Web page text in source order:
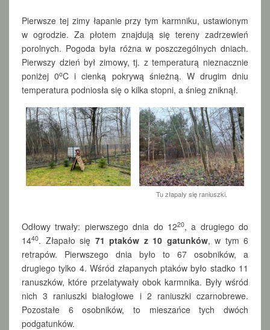
U
L
.
H
A
R
C
R
S
K
A
–
2
8
9
1
2
.
2
0
2
Pierwsze tej zimy łapanie przy tym karmniku, ustawionym
w ogrodzie. Za płotem znajdują się tereny zadrzewień
porolnych. Pogoda była różna w poszczególnych dniach.
Pierwszy dzień był zimowy, tj. z temperaturą nieznacznie
poniżej 0oC i cienką pokrywą śnieżną. W drugim dniu
temperatura podniosła się o kilka stopni, a śnieg zniknął.
Tu złapały się raniuszki.
Odłowy trwały: pierwszego dnia do 1220, a drugiego do
1440. Złapało się 71 ptaków z 10 gatunków, w tym 6
retrapów. Pierwszego dnia było to 67 osobników, a
drugiego tylko 4. Wśród złapanych ptaków było stadko 11
ranuszków, które przelatywały obok karmnika. Były wśród
nich 3 raniuszki białogłowe i 2 raniuszki czarnobrewe.
Pozostałe 6 osobników, to mieszańce tych dwóch
podgatunków.